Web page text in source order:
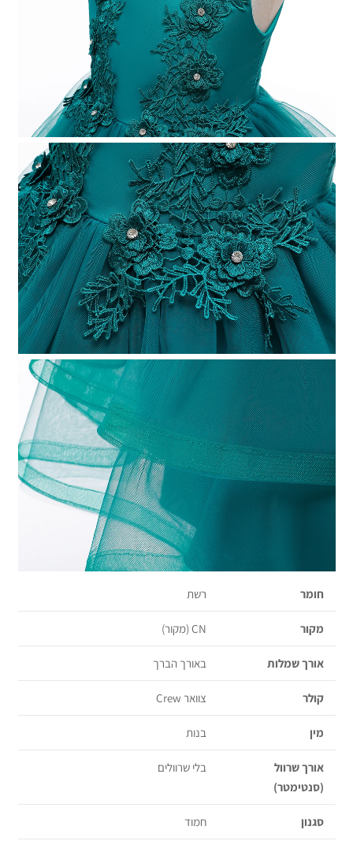
חומר רשת
מקור CN (מקור)
אורך שמלות באורך הברך
קולר צוואר Crew
מין בנות
אורך שרוול
(סנטימטר)
בלי שרוולים
סגנון חמוד